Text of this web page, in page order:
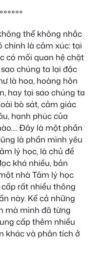
thể không nhắc
chính là cảm xúc: tại
có mối quan hệ chặt
chúng ta lại đặc
là hoa, hoàng hôn
hay tại sao chúng ta
bò sát, cảm giác
hạnh phúc của
Đây là một phần
là phần mình yêu
lý học, là chủ đề
khá nhiều, bản
nhà Tâm lý học
rất nhiều thông
này. Kể cả những
mà mình đã từng
cấp thêm nhiều
khác và phân tích ở